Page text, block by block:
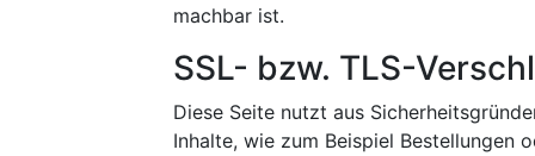
machbar ist.
SSL- bzw. TLS-
Diese Seite nutzt aus
Inhalte, wie zum Beispiel Bestellungen